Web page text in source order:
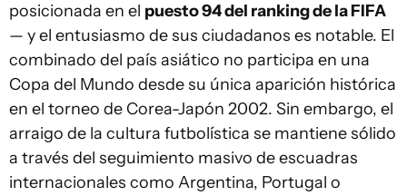
posicionada en el puesto 94 del ranking de la FIFA
— y el entusiasmo de sus ciudadanos es notable. El
combinado del país asiático no participa en una
Copa del Mundo desde su única aparición histórica
en el torneo de Corea-Japón 2002. Sin embargo, el
arraigo de la cultura futbolística se mantiene sólido
a través del seguimiento masivo de escuadras
internacionales como Argentina, Portugal o